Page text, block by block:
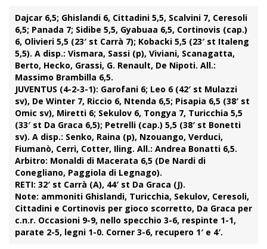
Dajcar 6,5; Ghislandi 6, Cittadini 5,5, Scalvini 7, Ceresoli
6,5; Panada 7; Sidibe 5,5, Gyabuaa 6,5, Cortinovis (cap.)
6, Olivieri 5,5 (23′ st Carrà 7); Kobacki 5,5 (23′ st Italeng
5,5). A disp.: Vismara, Sassi (p), Viviani, Scanagatta,
Berto, Hecko, Grassi, G. Renault, De Nipoti. All.:
Massimo Brambilla 6,5.
JUVENTUS (4-2-3-1): Garofani 6; Leo 6 (42′ st Mulazzi
sv), De Winter 7, Riccio 6, Ntenda 6,5; Pisapia 6,5 (38′ st
Omic sv), Miretti 6; Sekulov 6, Tongya 7, Turicchia 5,5
(33′ st Da Graca 6,5); Petrelli (cap.) 5,5 (38′ st Bonetti
sv). A disp.: Senko, Raina (p), Nzouango, Verduci,
Fiumanò, Cerri, Cotter, Iling. All.: Andrea Bonatti 6,5.
Arbitro: Monaldi di Macerata 6,5 (De Nardi di
Conegliano, Paggiola di Legnago).
RETI: 32′ st Carrà (A), 44′ st Da Graca (J).
Note: ammoniti Ghislandi, Turicchia, Sekulov, Ceresoli,
Cittadini e Cortinovis per gioco scorretto, Da Graca per
c.n.r. Occasioni 9-9, nello specchio 3-6, respinte 1-1,
parate 2-5, legni 1-0. Corner 3-6, recupero 1′ e 4′.